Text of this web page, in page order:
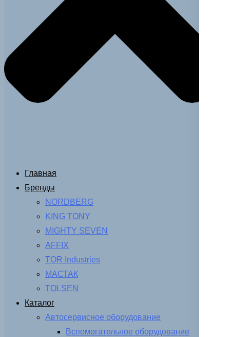
Главная
Бренды
NORDBERG
KING TONY
MIGHTY SEVEN
AFFIX
TOR Industries
МАСТАК
TOLSEN
Каталог
Автосервисное оборудование
Вспомогательное оборудование